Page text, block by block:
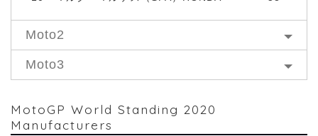
Moto2
Moto3
MotoGP World Standing 2020
Manufacturers